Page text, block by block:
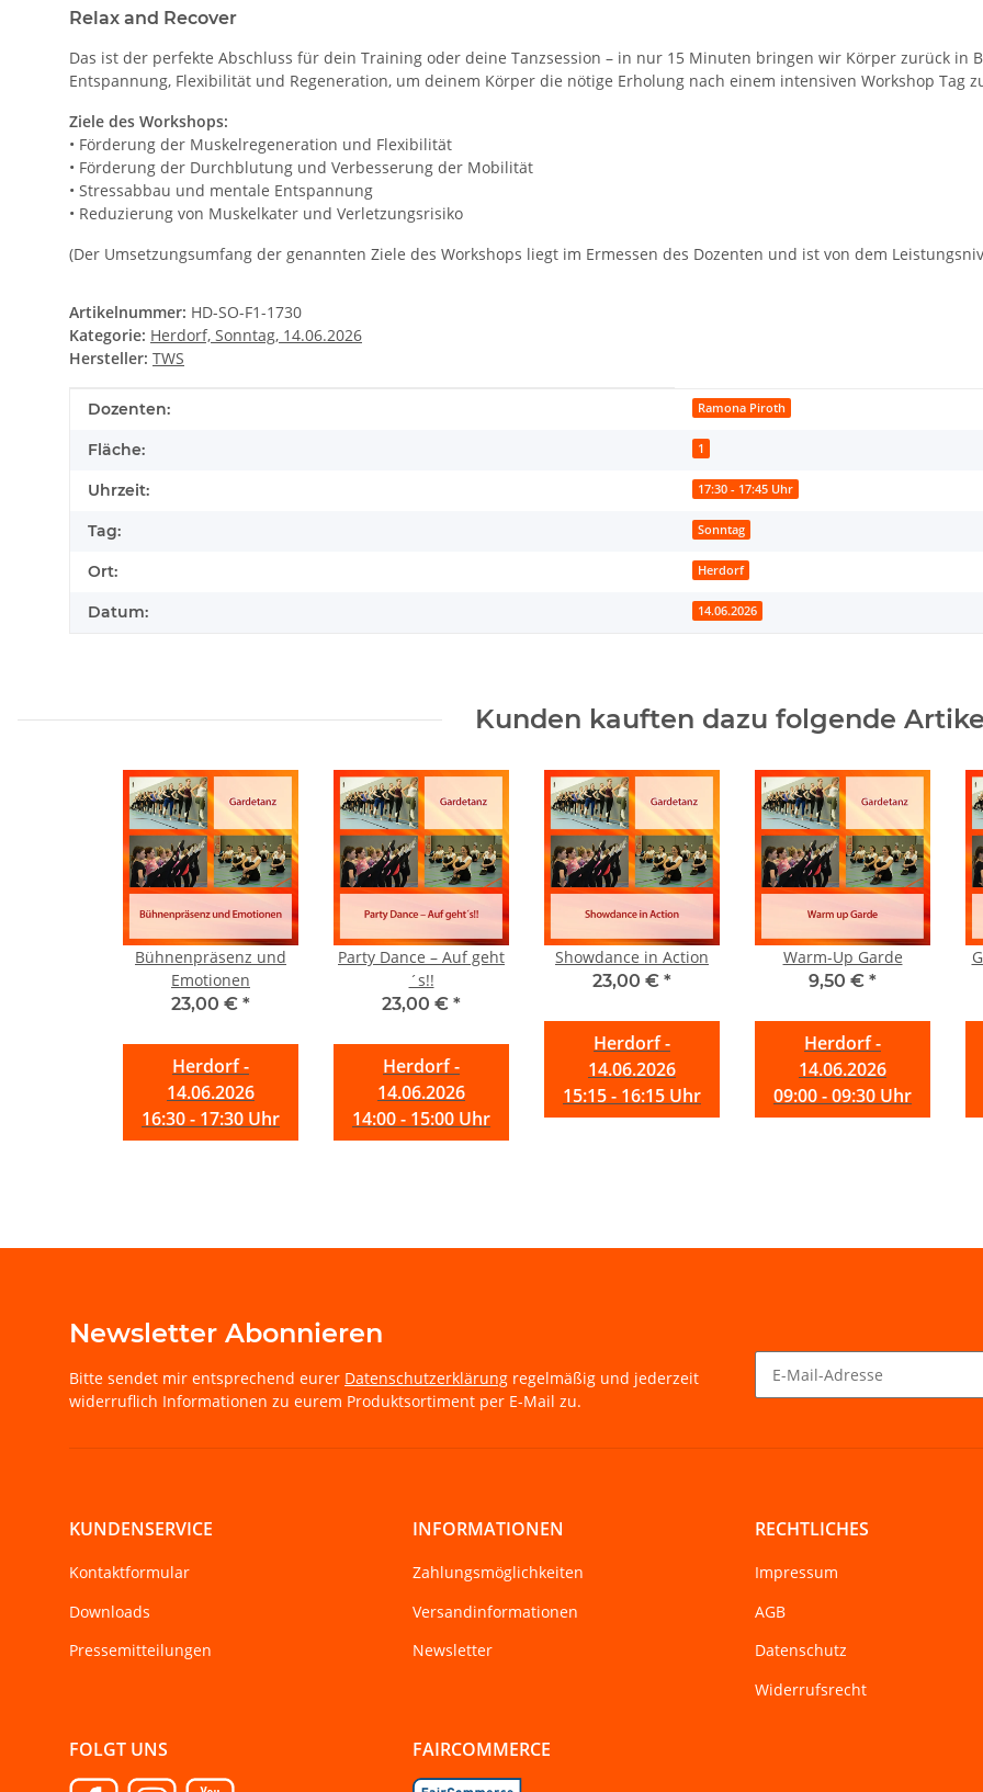
Relax and Recover
Das ist der perfekte Abschluss für dein Training oder deine Tanzsession – in nur 15 Minuten bringen wir Körper zurück in
Entspannung, Flexibilität und Regeneration, um deinem Körper die nötige Erholung nach einem intensiven Workshop Tag
Ziele des Workshops:
• Förderung der Muskelregeneration und Flexibilität
• Förderung der Durchblutung und Verbesserung der Mobilität
• Stressabbau und mentale Entspannung
• Reduzierung von Muskelkater und Verletzungsrisiko
(Der Umsetzungsumfang der genannten Ziele des Workshops liegt im Ermessen des Dozenten und ist von dem
Artikelnummer: HD-SO-F1-1730
Kategorie: Herdorf, Sonntag, 14.06.2026
Hersteller: TWS
Produkteigenschaft
Wert
Dozenten: Ramona Piroth
Fläche: 1
Uhrzeit: 17:30 - 17:45 Uhr
Tag: Sonntag
Ort: Herdorf
Datum: 14.06.2026
Kunden kauften dazu folgende
Bühnenpräsenz und
Emotionen
23,00 € *
Herdorf -
14.06.2026
16:30 - 17:30 Uhr
Party Dance – Auf geht
´s!!
23,00 € *
Herdorf -
14.06.2026
14:00 - 15:00 Uhr
Showdance in Action
23,00 € *
Herdorf -
14.06.2026
15:15 - 16:15 Uhr
Warm-Up Garde
9,50 € *
Herdorf -
14.06.2026
09:00 - 09:30 Uhr
Newsletter Abonnieren
Bitte sendet mir entsprechend eurer Datenschutzerklärung regelmäßig und jederzeit
widerruflich Informationen zu eurem Produktsortiment per E-Mail zu.
KUNDENSERVICE
Kontaktformular
Downloads
Pressemitteilungen
INFORMATIONEN
Zahlungsmöglichkeiten
Versandinformationen
Newsletter
RECHTLICHES
Impressum
AGB
Datenschutz
Widerrufsrecht
FOLGT UNS FAIRCOMMERCE